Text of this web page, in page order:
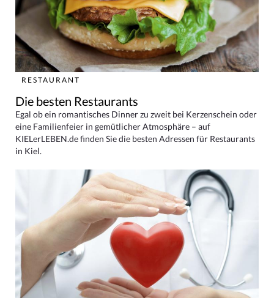
RESTAURANT
Die besten Restaurants
Egal ob ein romantisches Dinner zu zweit bei Kerzenschein oder
eine Familienfeier in gemütlicher Atmosphäre – auf
KIELerLEBEN.de finden Sie die besten Adressen für Restaurants
in Kiel.